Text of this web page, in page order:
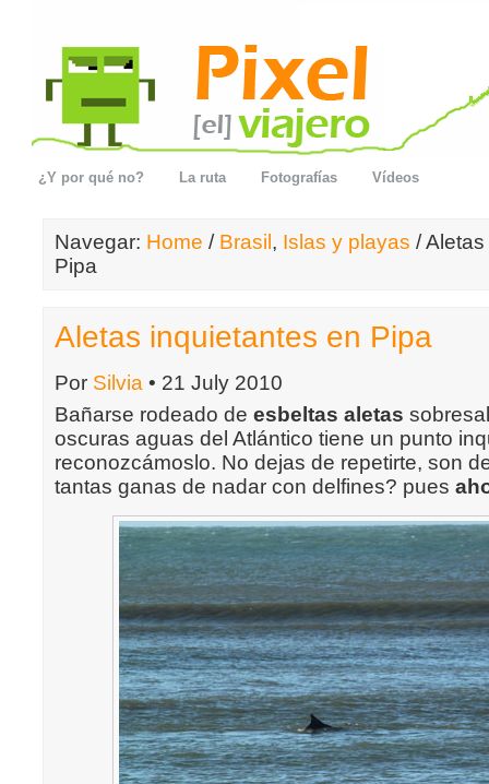
¿Y por qué no? La ruta Fotografías Vídeos
Navegar: Home / Brasil , Islas y playas /
Pipa
Aletas inquietantes en Pipa
Por Silvia • 21 July 2010
Bañarse rodeado de esbeltas aletas
oscuras aguas del Atlántico tiene un punto
reconozcámoslo. No dejas de repetirte, son
tantas ganas de nadar con delfines? pues